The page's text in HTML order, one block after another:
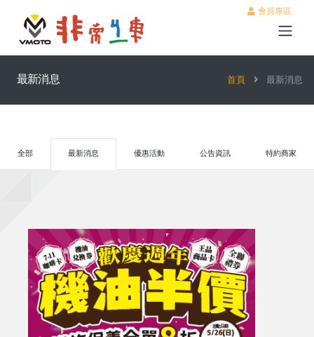
會員專區
最新消息 首頁 最新消息
全部 最新消息 優惠活動 公告資訊 特約商家